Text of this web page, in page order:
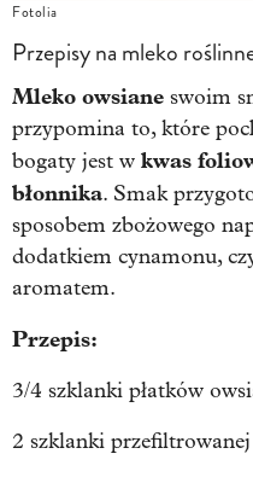
Fotolia
Przepisy na mleko
Mleko owsiane swoim
przypomina to, które
bogaty jest w kwas
błonnika. Smak
sposobem zbożowego
dodatkiem cynamonu,
aromatem.
Przepis:
3/4 szklanki płatków
2 szklanki